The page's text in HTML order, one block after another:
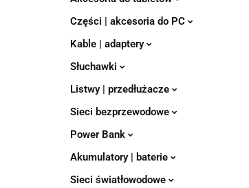
Części | akcesoria do PC
Kable | adaptery
Słuchawki
Listwy | przedłużacze
Sieci bezprzewodowe
Power Bank
Akumulatory | baterie
Sieci światłowodowe